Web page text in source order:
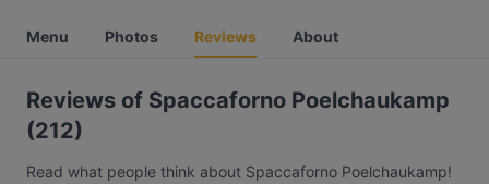
Menu Photos Reviews About
Reviews of Spaccaforno Poelchaukamp
(212)
Read what people think about Spaccaforno Poelchaukamp!